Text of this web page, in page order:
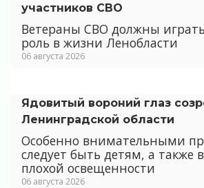
участников СВО
Ветераны СВО должны
роль в жизни Ленобласти
06 августа 2026
Ядовитый вороний глаз
Ленинградской области
Особенно внимательными
следует быть детям, а также
плохой освещенности
06 августа 2026